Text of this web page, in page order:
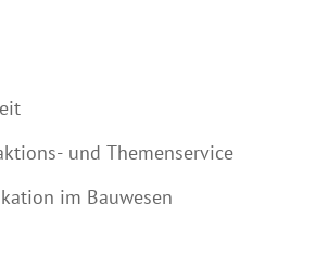
und Themenservice
im Bauwesen